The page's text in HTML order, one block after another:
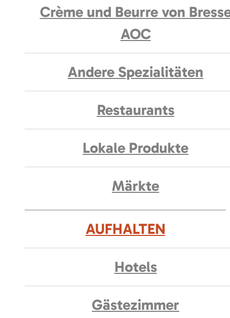
Crème und Beurre von
AOC
Andere Spezialitäten
Restaurants
Lokale Produkte
Märkte
AUFHALTEN
Hotels
Gästezimmer